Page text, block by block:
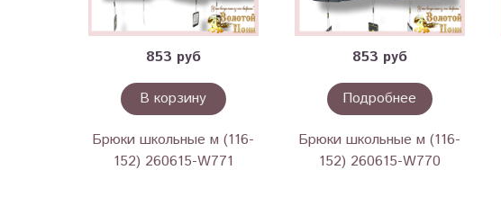
853 руб
В корзину
Брюки школьные м (116-
152) 260615-W771
853 руб
Подробнее
Брюки школьные м (116-
152) 260615-W770